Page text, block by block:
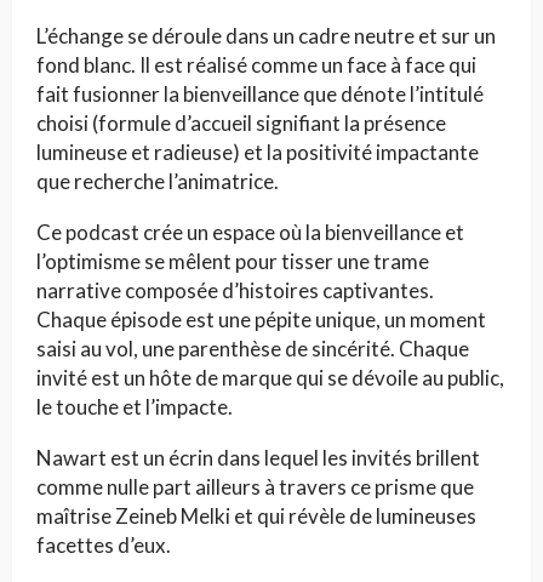
L’échange se déroule dans un cadre neutre et sur un
fond blanc. Il est réalisé comme un face à face qui
fait fusionner la bienveillance que dénote l’intitulé
choisi (formule d’accueil signifiant la présence
lumineuse et radieuse) et la positivité impactante
que recherche l’animatrice.
Ce podcast crée un espace où la bienveillance et
l’optimisme se mêlent pour tisser une trame
narrative composée d’histoires captivantes.
Chaque épisode est une pépite unique, un moment
saisi au vol, une parenthèse de sincérité. Chaque
invité est un hôte de marque qui se dévoile au public,
le touche et l’impacte.
Nawart est un écrin dans lequel les invités brillent
comme nulle part ailleurs à travers ce prisme que
maîtrise Zeineb Melki et qui révèle de lumineuses
facettes d’eux.